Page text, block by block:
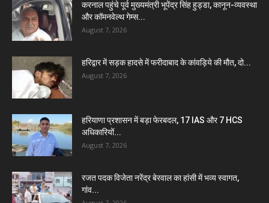
करनाल पहुंचे पूर्व मुख्यमंत्री भूपेंद्र सिंह हुड्डा, कानून-व्यवस्था
और कॉमनवेल्थ गेम्स...
August 7, 2026
हरिद्वार में सड़क हादसे में फरीदाबाद के कांवड़िये की मौत, दो...
August 7, 2026
हरियाणा प्रशासन में बड़ा फेरबदल, 17 IAS और 7 HCS
अधिकारियों...
August 7, 2026
रजत पदक विजेता नरेंद्र बेरवाल का हांसी में भव्य स्वागत,
गांव...